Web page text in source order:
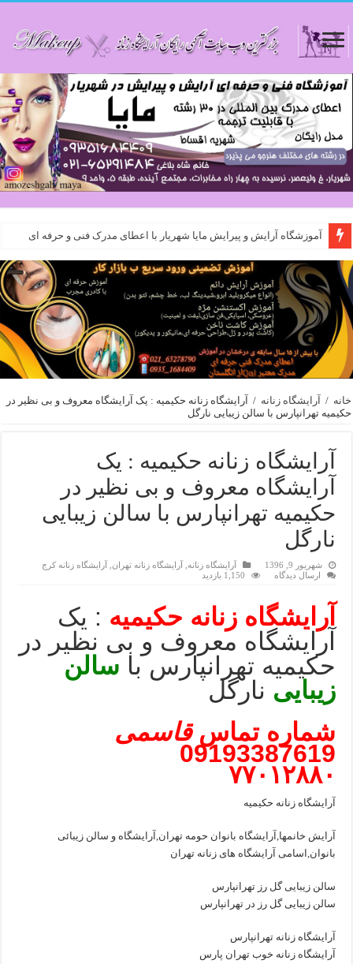
آموزشگاه آرایش و پیرایش مایا شهریار با اعطای مدرک فنی و حرفه ای
خانه / آرایشگاه زنانه / آرایشگاه زنانه حکیمیه : یک آرایشگاه معروف و بی نظیر در
حکیمیه تهرانپارس با سالن زیبایی نارگل
آرایشگاه زنانه حکیمیه : یک
آرایشگاه معروف و بی نظیر در
حکیمیه تهرانپارس با سالن زیبایی
نارگل
شهریور 9, 1396 آرایشگاه زنانه ,آرایشگاه زنانه تهران ,آرایشگاه زنانه کرج
ارسال دیدگاه
1,150 بازدید
آرایشگاه زنانه حکیمیه : یک
آرایشگاه معروف و بی نظیر در
حکیمیه تهرانپارس با سالن
زیبایی نارگل
شماره تماسقاسمی
09193387619
۷۷۰۱۲۸۸۰
آرایشگاه زنانه حکیمیه
آرایش خانمها,آرایشگاه بانوان حومه تهران,آرایشگاه و سالن زیبائی
بانوان,اسامی آرایشگاه های زنانه تهران
سالن زیبایی گل رز تهرانپارس
سالن زیبایی گل رز در تهرانپارس
آرایشگاه زنانه تهرانپارس
آرایشگاه زنانه خوب تهران پارس